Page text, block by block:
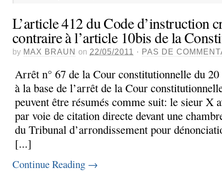
L’article 412 du Code d’instruction
contraire à l’article 10bis de la
by MAX BRAUN on 22/05/2011 · PAS DE
Arrêt n° 67 de la Cour constitutionnelle du
à la base de l’arrêt de la Cour
peuvent être résumés comme suit: le sieur X
par voie de citation directe devant une
du Tribunal d’arrondissement pour
[...]
Continue Reading →